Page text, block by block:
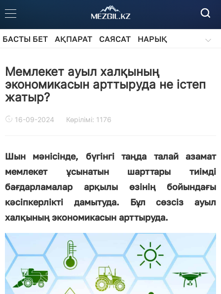
БАСТЫ БЕТ АҚПАРАТ САЯСАТ
НАРЫҚ
Мемлекет ауыл халқының
экономикасын арттыруда не істеп
жатыр?
16-09-2024 Көрілімі: 1176
Шын мәнісінде, бүгінгі таңда талай азамат
мемлекет ұсынатын шарттары тиімді
бағдарламалар арқылы өзінің бойындағы
кәсіпкерлікті дамытуда. Бұл сөзсіз ауыл
халқының экономикасын арттыруда.